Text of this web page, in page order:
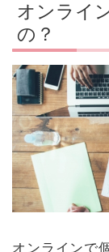
オンライ
の？
オンラインで